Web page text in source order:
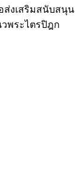
ส่งเสริมสนับสนุน
พระไตรปิฎก